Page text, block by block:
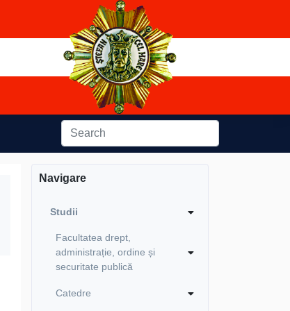
Navigare
Studii
Facultatea drept,
administrație, ordine și
securitate publică
Catedre